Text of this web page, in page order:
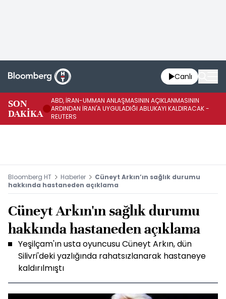
Canlı
SON
DAKİKA
ABD, İRAN-UMMAN ANLAŞMASININ AÇIKLANMASININ
ARDINDAN İRAN'A UYGULADIĞI ABLUKAYI KALDIRACAK -
REUTERS
Bloomberg HT Haberler
Cüneyt Arkın’ın sağlık durumu
hakkında hastaneden açıklama
Cüneyt Arkın'ın sağlık durumu
hakkında hastaneden açıklama
Yeşilçam'ın usta oyuncusu Cüneyt Arkın, dün
Silivri'deki yazlığında rahatsızlanarak hastaneye
kaldırılmıştı